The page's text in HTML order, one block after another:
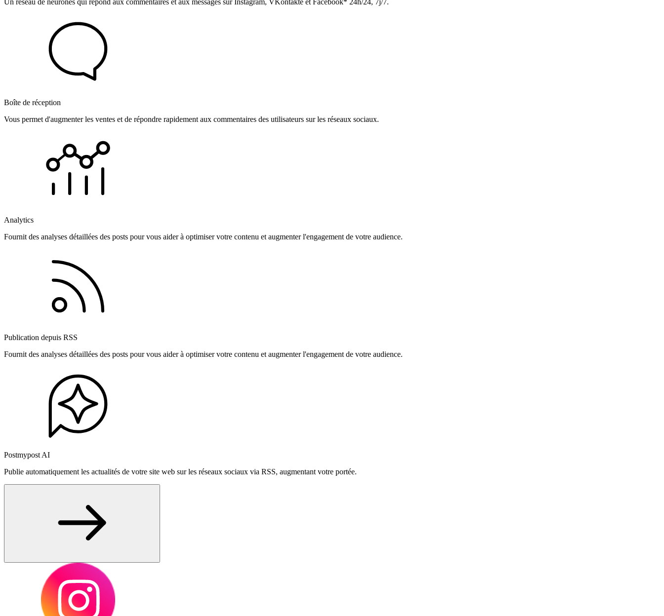
Un réseau de neurones qui répond aux commentaires et aux messages sur Instagram, VKontakte et Facebook* 24h/24, 7j/7.
Boîte de réception
Vous permet d'augmenter les ventes et de répondre rapidement aux commentaires des utilisateurs sur les réseaux sociaux.
Analytics
Fournit des analyses détaillées des posts pour vous aider à optimiser votre contenu et augmenter l'engagement de votre audience.
Publication depuis RSS
Fournit des analyses détaillées des posts pour vous aider à optimiser votre contenu et augmenter l'engagement de votre audience.
Postmypost AI
Publie automatiquement les actualités de votre site web sur les réseaux sociaux via RSS, augmentant votre portée.